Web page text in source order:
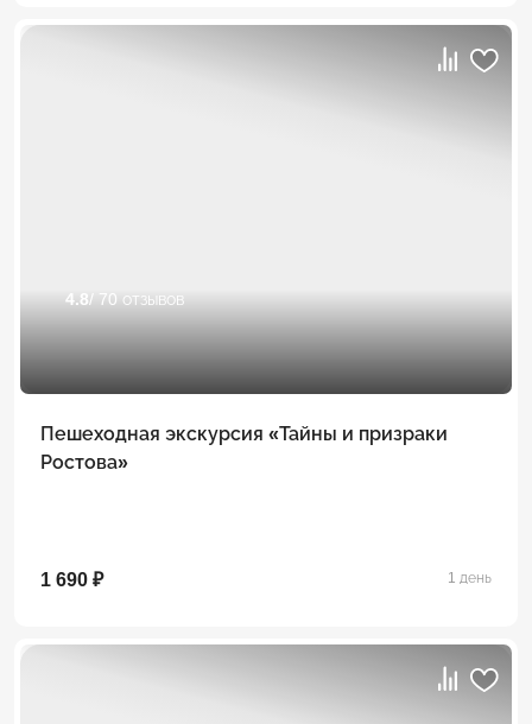
4.8/ 70 отзывов
Пешеходная экскурсия «Тайны и призраки
Ростова»
1 690 ₽ 1 день